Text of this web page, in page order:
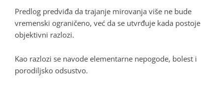
Predlog predviđa da trajanje mirovanja više ne bude
vremenski ograničeno, već da se utvrđuje kada postoje
objektivni razlozi.
Kao razlozi se navode elementarne nepogode, bolest i
porodiljsko odsustvo.